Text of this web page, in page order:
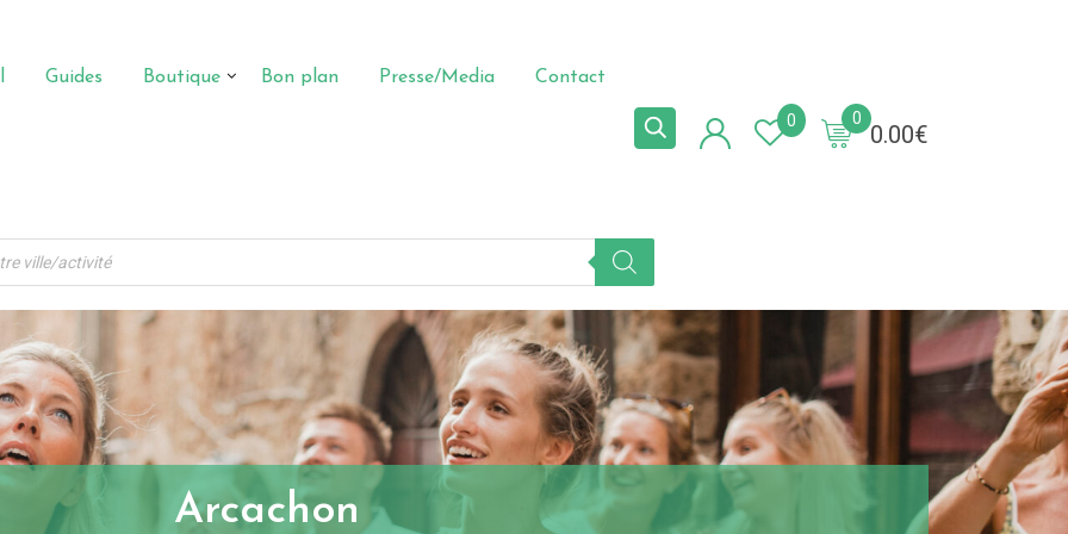
Guides Boutique Bon plan Presse/Media Contact
0.00€
0
0
Arcachon